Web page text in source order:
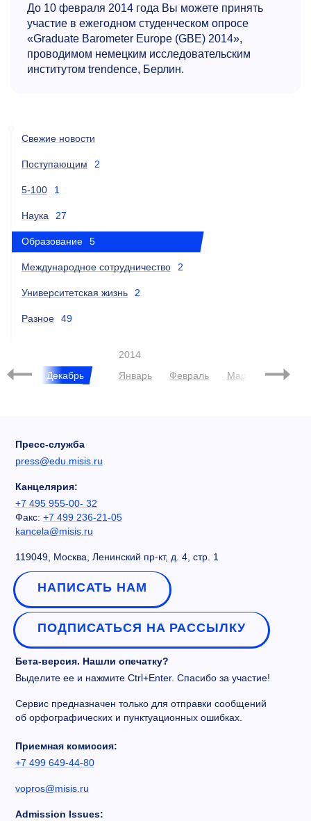
До 10 февраля 2014 года Вы можете принять
участие в ежегодном студенческом опросе
«Graduate Barometer Europe (GBE) 2014»,
проводимом немецким исследовательским
институтом trendence, Берлин.
Свежие новости
Поступающим 2
5-100 1
Наука 27
Образование 5
Международное сотрудничество 2
Университетская жизнь 2
Разное 49
Декабрь
2014
Январь
Февраль Март Апрель
Пресс-служба
press@edu.misis.ru
Канцелярия:
+7 495 955-00- 32
Факс: +7 499 236-21-05
kancela@misis.ru
119049, Москва, Ленинский пр-кт, д. 4, стр. 1
НАПИСАТЬ НАМ
ПОДПИСАТЬСЯ НА РАССЫЛКУ
Бета-версия. Нашли опечатку?
Выделите ее и нажмите Ctrl+Enter. Спасибо за участие!
Сервис предназначен только для отправки сообщений
об орфографических и пунктуационных ошибках.
Приемная комиссия:
+7 499 649-44-80
vopros@misis.ru
Admission Issues: